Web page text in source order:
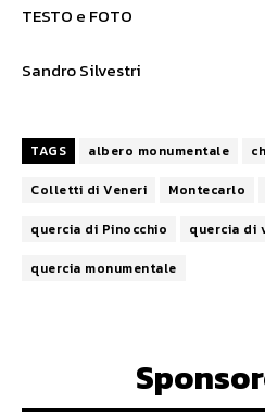
TESTO e FOTO
Sandro Silvestri
TAGS albero monumentale
Colletti di Veneri
Montecarlo
quercia di Pinocchio
quercia di
quercia monumentale